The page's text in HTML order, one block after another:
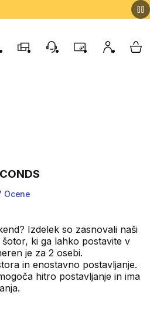
TrgovinePodporo strankam
ProgramMoj račun
497 ocene
Ocene
Izdelek so zasnovali naši
ki ga lahko postavite v
je za 2 osebi.
in enostavno postavljanje.
hitro postavljanje in ima